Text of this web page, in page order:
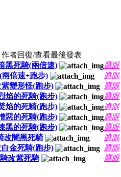
作者回復/查看最後發表
黑死騎(兩倍速) 鷹眼
倍速+跑步) 鷹眼
變形怪(跑步) 鷹眼
焰的死騎(跑步) 鷹眼
焰的死騎(跑步) 鷹眼
惡的死騎(跑步) 鷹眼
黑的死騎(跑步) 鷹眼
改闇黑死騎 鷹眼
金死騎(跑步) 鷹眼
改紫死騎 鷹眼